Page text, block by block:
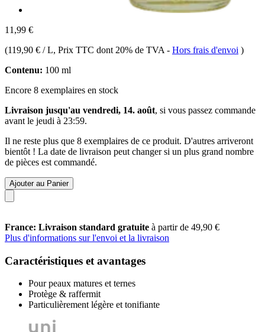
11,99 €
(119,90 € / L, Prix TTC dont 20% de TVA - Hors frais d'envoi )
Contenu: 100 ml
Encore 8 exemplaires en stock
Livraison jusqu'au vendredi, 14. août, si vous passez commande
avant le jeudi à 23:59.
Il ne reste plus que 8 exemplaires de ce produit. D'autres arriveront
bientôt ! La date de livraison peut changer si un plus grand nombre
de pièces est commandé.
Ajouter au Panier
France: Livraison standard gratuite à partir de 49,90 €
Plus d'informations sur l'envoi et la livraison
Caractéristiques et avantages
Pour peaux matures et ternes
Protège & raffermit
Particulièrement légère et tonifiante